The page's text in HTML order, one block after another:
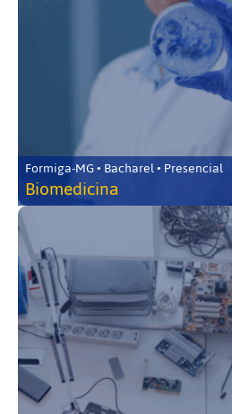
Formiga-MG • Bacharel • Presencial
Biomedicina